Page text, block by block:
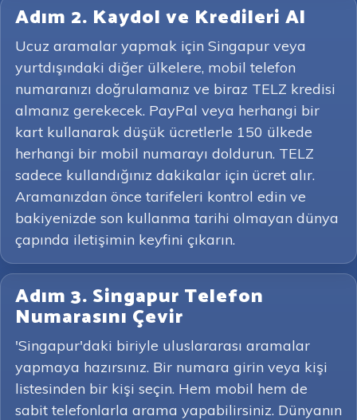
Adım 2. Kaydol ve Kredileri Al
Ucuz aramalar yapmak için Singapur veya
yurtdışındaki diğer ülkelere, mobil telefon
numaranızı doğrulamanız ve biraz TELZ kredisi
almanız gerekecek. PayPal veya herhangi bir
kart kullanarak düşük ücretlerle 150 ülkede
herhangi bir mobil numarayı doldurun. TELZ
sadece kullandığınız dakikalar için ücret alır.
Aramanızdan önce tarifeleri kontrol edin ve
bakiyenizde son kullanma tarihi olmayan dünya
çapında iletişimin keyfini çıkarın.
Adım 3. Singapur Telefon
Numarasını Çevir
'Singapur'daki biriyle uluslararası aramalar
yapmaya hazırsınız. Bir numara girin veya kişi
listesinden bir kişi seçin. Hem mobil hem de
sabit telefonlarla arama yapabilirsiniz. Dünyanın